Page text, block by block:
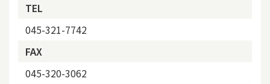
TEL
045-321-7742
FAX
045-320-3062